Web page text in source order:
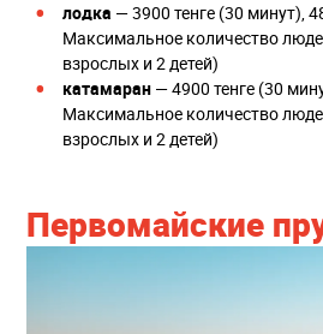
лодка — 3900 тенге (30 минут),
Максимальное количество
взрослых и 2 детей)
катамаран — 4900 тенге (30
Максимальное количество
взрослых и 2 детей)
Первомайские